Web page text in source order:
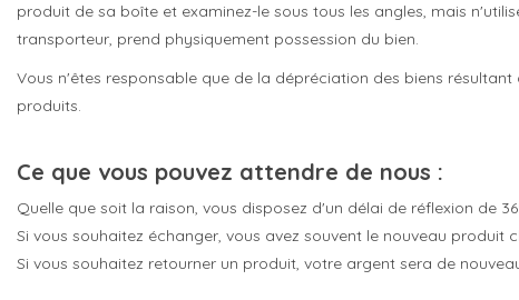
produit de sa boîte et examinez-le sous tous les angles, mais
transporteur, prend physiquement possession du bien.
Vous n'êtes responsable que de la dépréciation des biens
produits.
Ce que vous pouvez attendre de nous :
Quelle que soit la raison, vous disposez d'un délai de réflexion de
Si vous souhaitez échanger, vous avez souvent le nouveau produit
Si vous souhaitez retourner un produit, votre argent sera de